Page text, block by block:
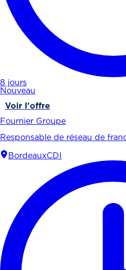
8 jours
Nouveau
Voir l'offre
Fournier Groupe
Responsable de réseau de
BordeauxCDI